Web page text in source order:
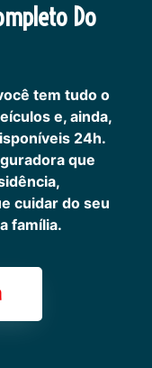
Do
tem tudo o
e, ainda,
24h.
que
cuidar do seu
família.